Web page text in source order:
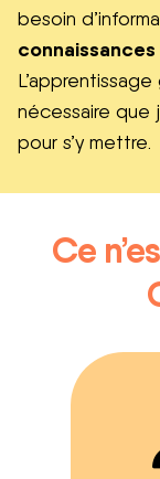
besoin
nécessaire que
pour s’y mettre.
Ce